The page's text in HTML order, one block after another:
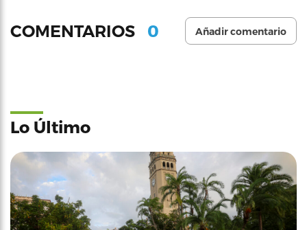
COMENTARIOS 0 Añadir comentario
Lo Último